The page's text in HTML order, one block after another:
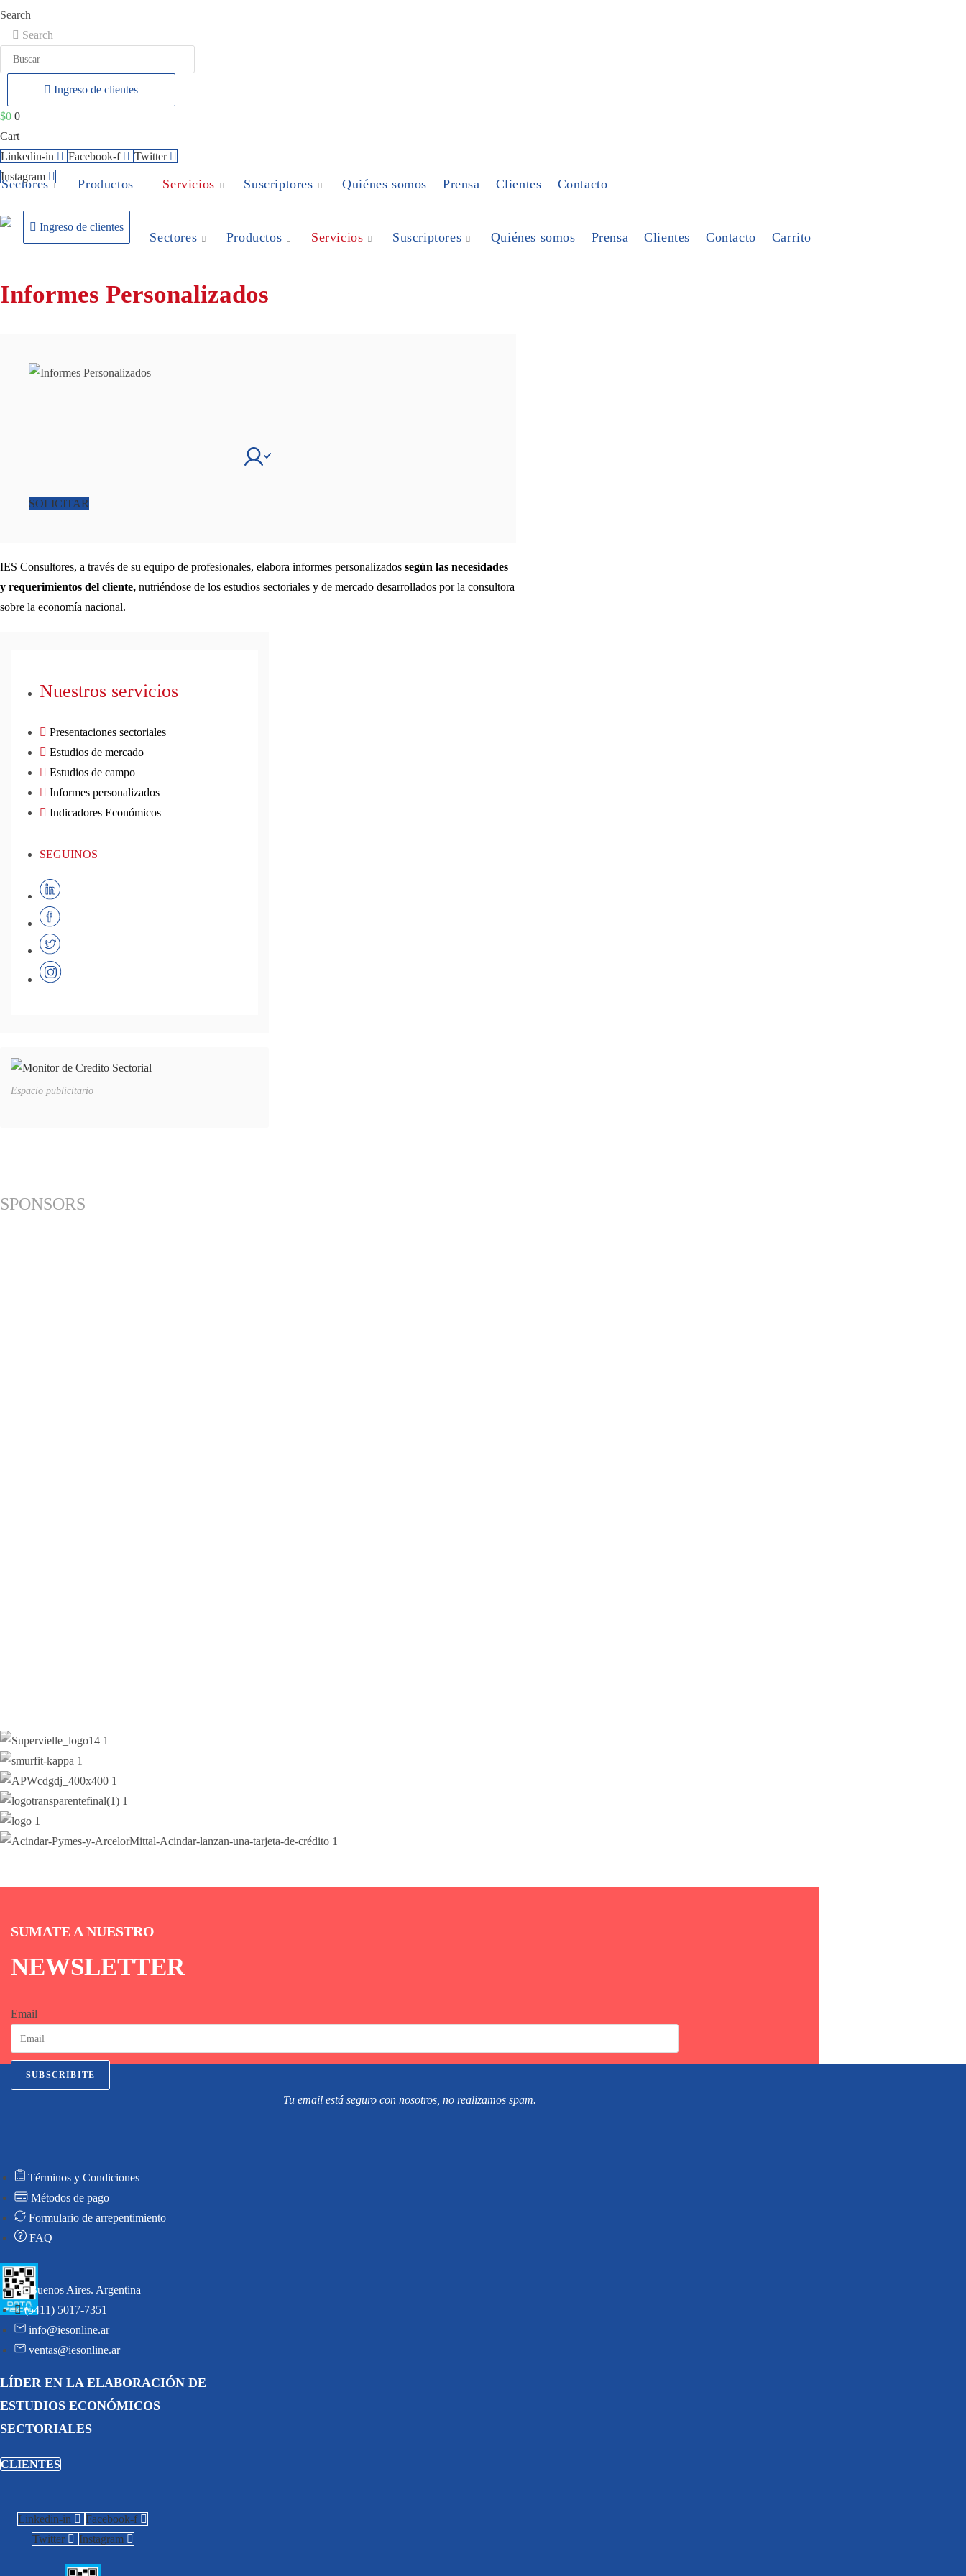
Ir
contenido
Search
Search
Ingreso de clientes
$0 0
Cart
Linkedin-in
Facebook-f
Twitter
Instagram
Sectores Productos Servicios Suscriptores Quiénes somos Prensa Clientes Contacto
Ingreso de clientes
Sectores Productos Servicios Suscriptores Quiénes somos Prensa Clientes Contacto Carrito
Informes Personalizados
SOLICITAR
IES Consultores, a través de su equipo de profesionales, elabora informes personalizados según las necesidades
y requerimientos del cliente, nutriéndose de los estudios sectoriales y de mercado desarrollados por la consultora
sobre la economía nacional.
Nuestros servicios
Presentaciones sectoriales
Estudios de mercado
Estudios de campo
Informes personalizados
Indicadores Económicos
SEGUINOS
Espacio publicitario
SPONSORS
SUMATE A NUESTRO
NEWSLETTER
Email
SUBSCRIBITE
Tu email está seguro con nosotros, no realizamos spam.
Términos y Condiciones
Métodos de pago
Formulario de arrepentimiento
FAQ
Buenos Aires. Argentina
(5411) 5017-7351
info@iesonline.ar
ventas@iesonline.ar
LÍDER EN LA ELABORACIÓN DE
ESTUDIOS ECONÓMICOS
SECTORIALES
CLIENTES
Linkedin-in
Facebook-f
Twitter
Instagram